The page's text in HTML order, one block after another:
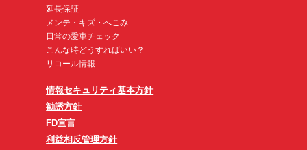
延長保証
メンテ・キズ・へこみ
日常の愛車チェック
こんな時どうすればいい？
リコール情報
情報セキュリティ基本方針
勧誘方針
FD宣言
利益相反管理方針